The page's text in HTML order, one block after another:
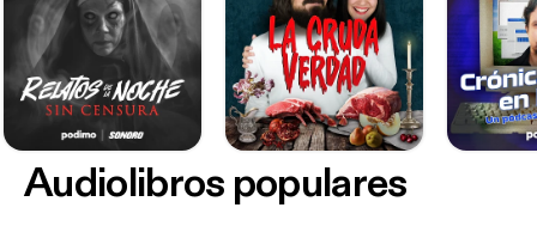
Audiolibros populares